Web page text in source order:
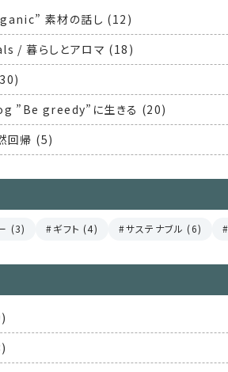
素材の話し (12)
/ 暮らしとアロマ (18)
”Be greedy”に生きる (20)
回帰 (5)
(3) ギフト (4) サステナブル (6)